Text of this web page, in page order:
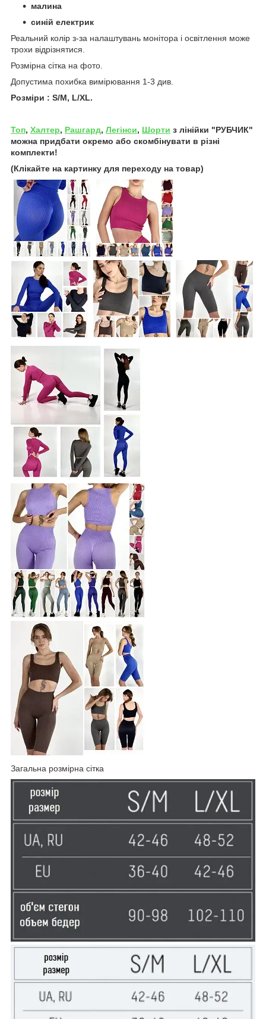
малина
синій електрик
Реальний колір з-за налаштувань монітора і освітлення може
трохи відрізнятися.
Розмірна сітка на фото.
Допустима похибка вимірювання 1-3 див.
Розміри : S/M, L/XL.
Топ, Халтер, Рашгард, Легінси, Шорти з лінійки "РУБЧИК"
можна придбати окремо або скомбінувати в різні
комплекти!
(Клікайте на картинку для переходу на товар)
Загальна розмірна сітка